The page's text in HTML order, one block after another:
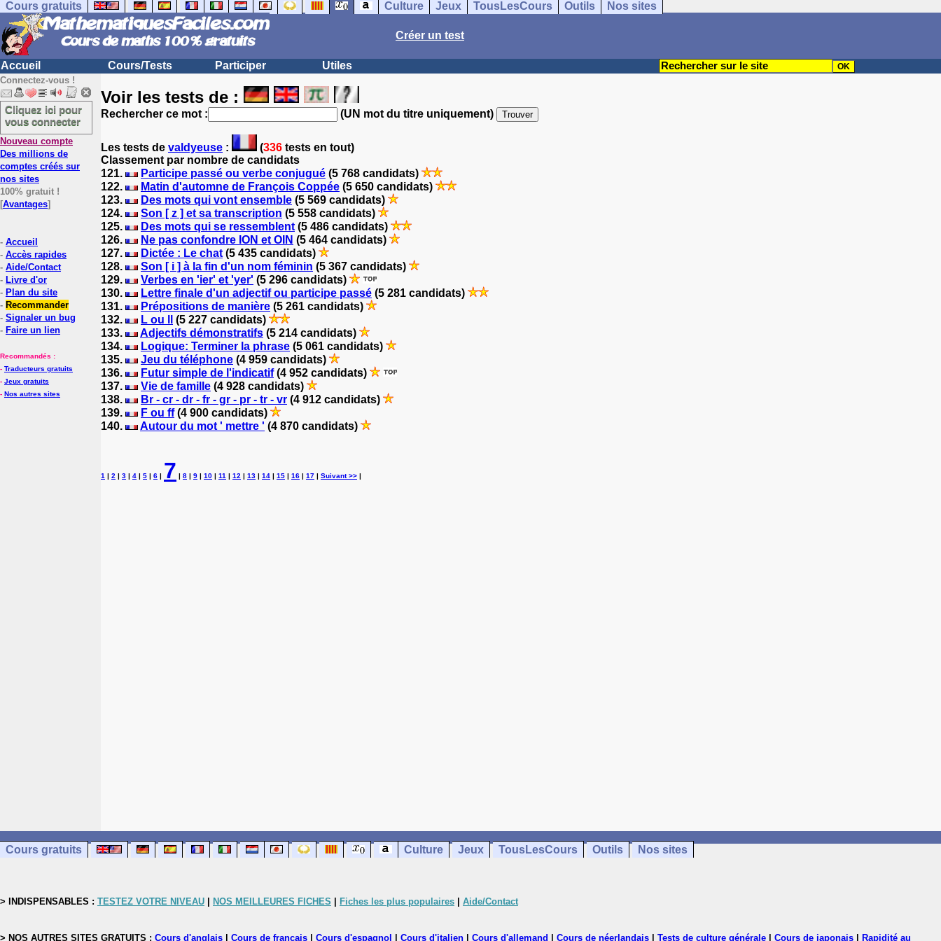
Cours gratuits Culture Jeux TousLesCours Outils Nos sites
Créer un test
Accueil Cours/Tests Participer Utiles
Connectez-vous !
Cliquez ici pour
vous connecter
Nouveau compte
Des millions de
comptes créés sur
nos sites
100% gratuit !
[Avantages]
- Accueil
- Accès rapides
- Aide/Contact
- Livre d'or
- Plan du site
- Recommander
- Signaler un bug
- Faire un lien
Recommandés :
- Traducteurs gratuits
- Jeux gratuits
- Nos autres sites
Voir les tests de :
Rechercher ce mot : (UN mot du titre uniquement)
Les tests de valdyeuse : (336 tests en tout)
Classement par nombre de candidats
121.
Participe passé ou verbe conjugué (5 768 candidats)
122.
Matin d'automne de François Coppée (5 650 candidats)
123.
Des mots qui vont ensemble (5 569 candidats)
124.
Son [ z ] et sa transcription (5 558 candidats)
125.
Des mots qui se ressemblent (5 486 candidats)
126.
Ne pas confondre ION et OIN (5 464 candidats)
127.
Dictée : Le chat (5 435 candidats)
128.
Son [ i ] à la fin d'un nom féminin (5 367 candidats)
129.
Verbes en 'ier' et 'yer' (5 296 candidats)
130.
Lettre finale d'un adjectif ou participe passé (5 281 candidats)
131.
Prépositions de manière (5 261 candidats)
132.
L ou ll
(5 227 candidats)
133.
Adjectifs démonstratifs (5 214 candidats)
134.
Logique: Terminer la phrase (5 061 candidats)
135.
Jeu du téléphone (4 959 candidats)
136.
Futur simple de l'indicatif(4 952 candidats)
137.
Vie de famille (4 928 candidats)
138.
Br - cr - dr - fr - gr - pr - tr - vr (4 912 candidats)
139.
F ou ff(4 900 candidats)
140.
Autour du mot ' mettre ' (4 870 candidats)
1 | 2 | 3 | 4 | 5 | 6 | 7 | 8 | 9 | 10 | 11 | 12 | 13 | 14 | 15 | 16 | 17 | Suivant >> |
Cours gratuits Culture Jeux TousLesCours Outils Nos sites
> INDISPENSABLES : TESTEZ VOTRE NIVEAU NOS MEILLEURES FICHES Fiches les plus populaires Aide/Contact
> NOS AUTRES SITES GRATUITS : Cours d'anglais Cours de français Cours d'espagnol Cours d'italien Cours d'allemand Cours de néerlandais Tests de culture générale Cours de japonais Rapidité au